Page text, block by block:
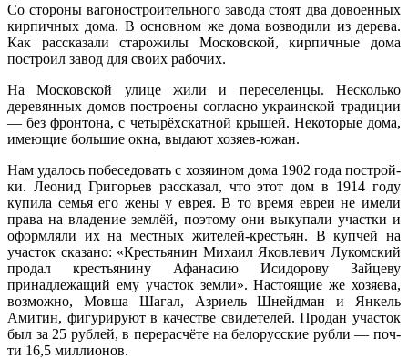
Со стороны вагоностроительного завода стоят два довоенных
кирпичных дома. В основном же дома возводили из дерева.
Как рассказали старожилы Мо­сковской, кирпичные дома
построил завод для сво­их рабочих.
На Московской улице жили и переселенцы. Не­сколько
деревянных домов построены согласно укра­инской традиции
— без фронтона, с четырёхскатной крышей. Некоторые дома,
имеющие большие окна, выдают хозяев-южан.
Нам удалось побесе­довать с хозяином до­ма 1902 года построй­
ки. Леонид Григорьев рассказал, что этот дом в 1914 году
купила се­мья его жены у еврея. В то время евреи не имели
права на владение зем­лёй, поэтому они выку­пали участки и
оформ­ляли их на местных жителей-крестьян. В купчей на
участок ска­зано: «Крестьянин Ми­хаил Яковлевич Луком­ский
продал крестьяни­ну Афанасию Исидоро­ву Зайцеву
принадлежа­щий ему участок зем­ли». Настоящие же хозяева,
возможно, Мовша Ша­гал, Азриель Шнейдман и Янкель
Амитин, фигуриру­ют в качестве свидетелей. Продан участок
был за 25 рублей, в перерасчёте на белорусские рубли — поч­
ти 16,5 миллионов.